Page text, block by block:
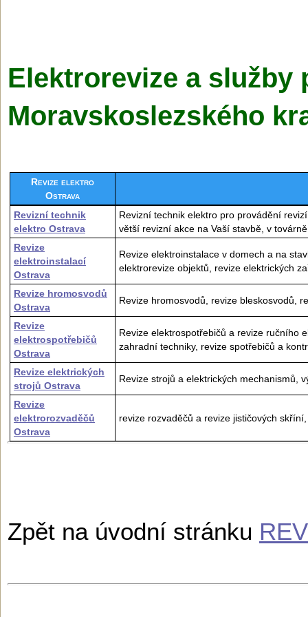
Elektrorevize a služby
Moravskoslezské­ho
Revize elektro
Ostrava
Revizní technik
elektro Ostrava
Revizní technik elektro pro provádění
větší revizní akce na Vaší stavbě, v
Revize
elektroinstalací
Ostrava
Revize elektroinstalace v domech a na
elektrorevize objektů, revize elektrických
Revize hromosvodů
Ostrava
Revize hromosvodů, revize bleskosvodů,
Revize
elektrospotřebičů
Ostrava
Revize elektrospotřebičů a revize ručního
zahradní techniky, revize spotřebičů a
Revize elektrických
strojů Ostrava
Revize strojů a elektrických mechanismů,
Revize
elektrorozvaděčů
Ostrava
revize rozvaděčů a revize jističových
Zpět na úvodní stránku